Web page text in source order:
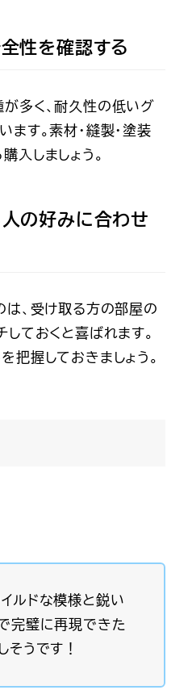
性を確認する
多く、耐久性の低いグ
ます。素材・縫製・塗装
入しましょう。
の好みに合わせ
は、受け取る方の部屋の
しておくと喜ばれます。
把握しておきましょう。
ルドな模様と鋭い
完璧に再現できた
そうです！